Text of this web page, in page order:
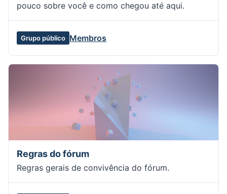
pouco sobre você e como chegou até aqui.
Grupo público Membros
Regras do fórum
Regras gerais de convivência do fórum.